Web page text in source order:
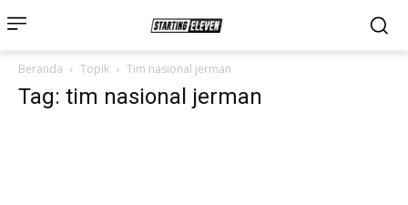
Beranda Topik Tim nasional jerman
Tag: tim nasional jerman